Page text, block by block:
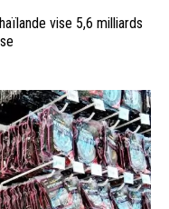
vise 5,6 milliards